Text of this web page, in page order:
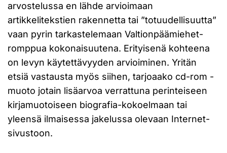
arvostelussa en lähde arvioimaan
artikkelitekstien rakennetta tai ”totuudellisuutta”
vaan pyrin tarkastelemaan Valtionpäämiehet-
romppua kokonaisuutena. Erityisenä kohteena
on levyn käytettävyyden arvioiminen. Yritän
etsiä vastausta myös siihen, tarjoaako cd-rom -
muoto jotain lisäarvoa verrattuna perinteiseen
kirjamuotoiseen biografia-kokoelmaan tai
yleensä ilmaisessa jakelussa olevaan Internet-
sivustoon.